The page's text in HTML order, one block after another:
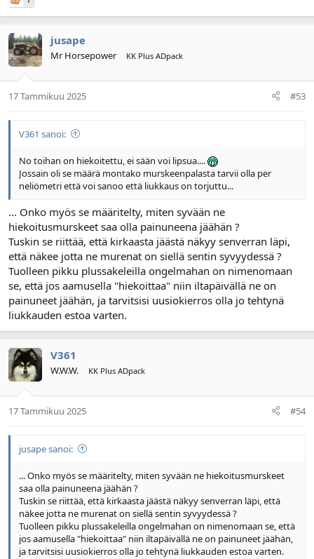
jusape
Mr Horsepower KK Plus ADpack
17 Tammikuu 2025 #53
V361 sanoi:
No toihan on hiekoitettu, ei sään voi lipsua....
Jossain oli se määrä montako murskeenpalasta tarvii olla per
neliömetri että voi sanoo että liukkaus on torjuttu...
... Onko myös se määritelty, miten syvään ne
hiekoitusmurskeet saa olla painuneena jäähän ?
Tuskin se riittää, että kirkaasta jäästä näkyy senverran läpi,
että näkee jotta ne murenat on siellä sentin syvyydessä ?
Tuolleen pikku plussakeleilla ongelmahan on nimenomaan
se, että jos aamusella "hiekoittaa" niin iltapäivällä ne on
painuneet jäähän, ja tarvitsisi uusiokierros olla jo tehtynä
liukkauden estoa varten.
V361
W.W.W. KK Plus ADpack
17 Tammikuu 2025 #54
jusape sanoi:
... Onko myös se määritelty, miten syvään ne hiekoitusmurskeet
saa olla painuneena jäähän ?
Tuskin se riittää, että kirkaasta jäästä näkyy senverran läpi, että
näkee jotta ne murenat on siellä sentin syvyydessä ?
Tuolleen pikku plussakeleilla ongelmahan on nimenomaan se, että
jos aamusella "hiekoittaa" niin iltapäivällä ne on painuneet jäähän,
ja tarvitsisi uusiokierros olla jo tehtynä liukkauden estoa varten.